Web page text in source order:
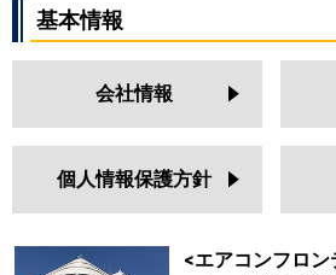
基本情報
会社情報
個人情報保護方針
<エアコンフロ